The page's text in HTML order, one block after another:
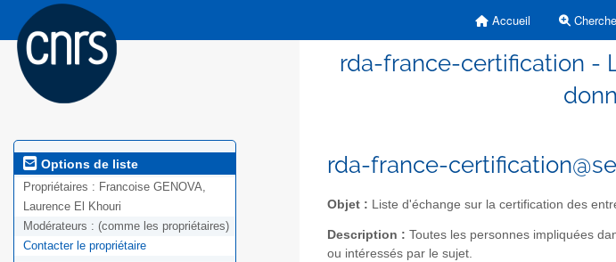
Accueil
rda-france-certification -
Options de liste
Propriétaires : Francoise GENOVA,
Laurence El Khouri
Modérateurs : (comme les propriétaires)
Contacter le propriétaire
rda-france-
Objet : Liste d'échange sur la certification des
Description : Toutes les personnes impliquées
ou intéressés par le sujet.